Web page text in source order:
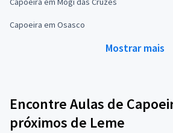
Capoeira em Osasco
Mostrar mais
Encontre Aulas de
próximos de Leme